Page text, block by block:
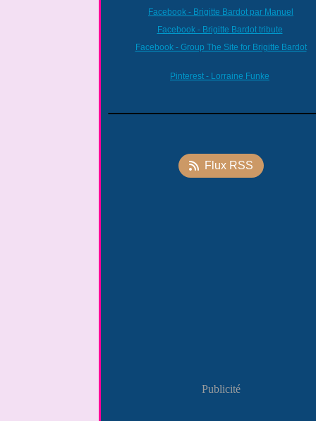
Facebook - Brigitte Bardot par Manuel
Facebook - Brigitte Bardot tribute
Facebook - Group The Site for Brigitte Bardot
Pinterest - Lorraine Funke
Flux RSS
Publicité